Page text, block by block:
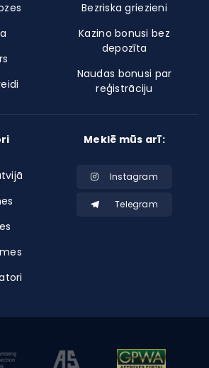
Bezriska griezieni
Kazino bonusi bez
depozīta
Naudas bonusi par
reģistrāciju
Meklē mūs arī:
Instagram
Telegram